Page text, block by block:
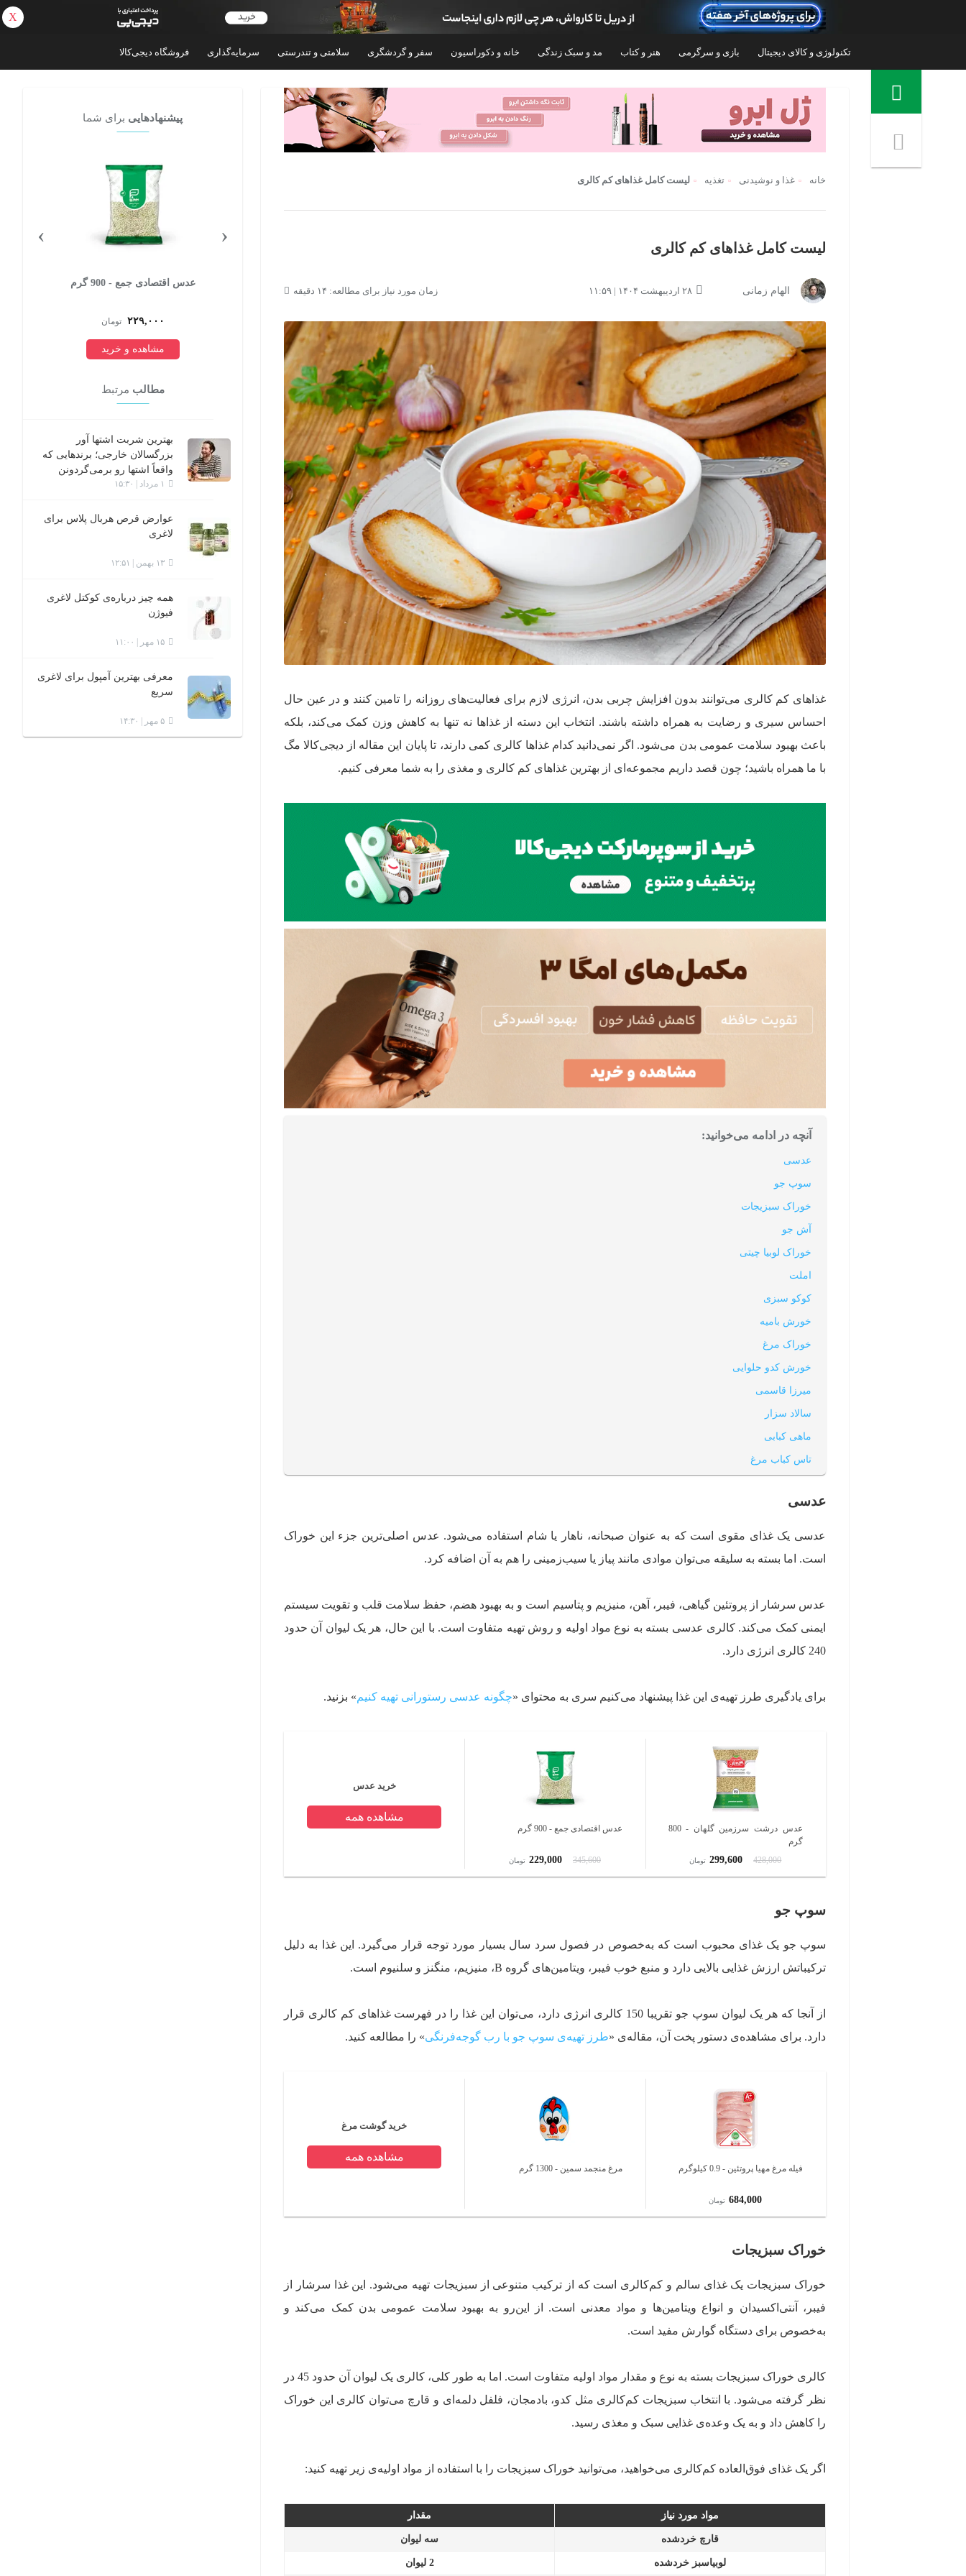
تکنولوژی و کالای دیجیتال بازی و سرگرمی هنر و کتاب مد و سبک زندگی خانه و دکوراسیون سفر و گردشگری سلامتی و تندرستی سرمایه‌گذاری فروشگاه دیجی‌کالا
منوی ناوبری خرده نان
خانه غذا و نوشیدنی تغذیه لیست کامل غذاهای کم کالری
لیست کامل غذاهای کم کالری
الهام زمانی ۲۸ اردیبهشت ۱۴۰۴ | ۱۱:۵۹ زمان مورد نیاز برای مطالعه: ۱۴ دقیقه
غذاهای کم‌ کالری می‌توانند بدون افزایش چربی بدن، انرژی لازم برای فعالیت‌های روزانه را تامین کنند و در عین حال
احساس سیری و رضایت به همراه داشته باشند. انتخاب این دسته از غذاها نه تنها به کاهش وزن کمک می‌کند، بلکه
باعث بهبود سلامت عمومی بدن می‌شود. اگر نمی‌دانید کدام غذاها کالری کمی دارند، تا پایان این مقاله از دیجی‌کالا مگ
با ما همراه باشید؛ چون قصد داریم مجموعه‌ای از بهترین غذاهای کم کالری و مغذی را به شما معرفی کنیم.
آنچه در ادامه می‌خوانید:
عدسی
سوپ جو
خوراک سبزیجات
آش جو
خوراک لوبیا چیتی
املت
کوکو سبزی
خورش بامیه
خوراک مرغ
خورش کدو حلوایی
میرزا قاسمی
سالاد سزار
ماهی کبابی
تاس کباب مرغ
کوکو مرغ
دلمه‌ی فلفل
نرگسی اسفناج
جوجه کباب
عدسی
عدسی یک غذای مقوی است که به‌ عنوان صبحانه، ناهار یا شام استفاده می‌شود. عدس اصلی‌ترین جزء این خوراک
است. اما بسته به سلیقه می‌توان موادی مانند پیاز یا سیب‌زمینی را هم به آن اضافه کرد.
عدس سرشار از پروتئین گیاهی، فیبر، آهن، منیزیم و پتاسیم است و به بهبود هضم، حفظ سلامت قلب و تقویت سیستم
ایمنی کمک می‌کند. کالری عدسی بسته به نوع مواد اولیه و روش تهیه متفاوت است. با این حال، هر یک لیوان آن حدود
240 کالری انرژی دارد.
برای یادگیری طرز تهیه‌ی این غذا پیشنهاد می‌کنیم سری به محتوای «چگونه عدسی رستورانی تهیه کنیم» بزنید.
عدس درشت سرزمین گلهان - 800
گرم
428,000
299,600 تومان
عدس اقتصادی جمع - 900 گرم
345,600
229,000 تومان
خرید عدس
مشاهده همه
سوپ جو
سوپ جو یک غذای محبوب است که به‌خصوص در فصول سرد سال بسیار مورد توجه قرار می‌گیرد. این غذا به دلیل
ترکیباتش ارزش غذایی بالایی دارد و منبع خوب فیبر، ویتامین‌های گروه B، منیزیم، منگنز و سلنیوم است.
از آنجا که هر یک لیوان سوپ جو تقریبا 150 کالری انرژی دارد، می‌توان این غذا را در فهرست غذاهای کم کالری قرار
دارد. برای مشاهده‌ی دستور پخت آن، مقاله‌ی «طرز تهیه‌ی سوپ جو با رب گوجه‌فرنگی» را مطالعه کنید.
فیله مرغ مهیا پروتئین - 0.9 کیلوگرم
684,000 تومان
مرغ منجمد سمین - 1300 گرم
خرید گوشت مرغ
مشاهده همه
خوراک سبزیجات
خوراک سبزیجات یک غذای سالم و کم‌کالری است که از ترکیب متنوعی از سبزیجات تهیه می‌شود. این غذا سرشار از
فیبر،‌ آنتی‌اکسیدان و انواع ویتامین‌ها و مواد معدنی است. از این‌‎رو به بهبود سلامت عمومی بدن کمک می‌کند و
به‌خصوص برای دستگاه گوارش مفید است.
کالری خوراک سبزیجات بسته به نوع و مقدار مواد اولیه متفاوت است. اما به طور کلی، کالری یک لیوان آن حدود 45 در
نظر گرفته می‌شود. با انتخاب سبزیجات کم‌کالری مثل کدو، بادمجان، فلفل دلمه‌ای و قارچ می‌توان کالری این خوراک
را کاهش داد و به یک وعده‌ی غذایی سبک و مغذی رسید.
اگر یک غذای فوق‌العاده کم‌کالری می‌خواهید، می‌توانید خوراک سبزیجات را با استفاده از مواد اولیه‌ی زیر تهیه کنید:
مواد مورد نیاز مقدار
قارچ خردشده سه لیوان
لوبیاسبز خردشده 2 لیوان
پیشنهادهایی برای شما
عدس گلستان - 900 گرم بسته 2 عددی
۷۹۶,۳۲۰ تومان
مشاهده و خرید
۲۳۶,۶۰۰ تومان
مشاهده و خرید
۲۹۹,۶۰۰ تومان
مشاهده و خرید
عدس اقتصادی جمع - 900 گرم
۲۲۹,۰۰۰ تومان
مشاهده و خرید
‹
›
مطالب مرتبط
بهترین شربت اشتها آور
بزرگسالان خارجی؛ برندهایی که
واقعاً اشتها رو برمی‌گردونن
۱ مرداد | ۱۵:۳۰
عوارض قرص هربال پلاس برای
لاغری
۱۳ بهمن | ۱۲:۵۱
همه چیز درباره‌ی کوکتل لاغری
فیوژن
۱۵ مهر | ۱۱:۰۰
معرفی بهترین آمپول برای لاغری
سریع
۵ مهر | ۱۴:۳۰
X